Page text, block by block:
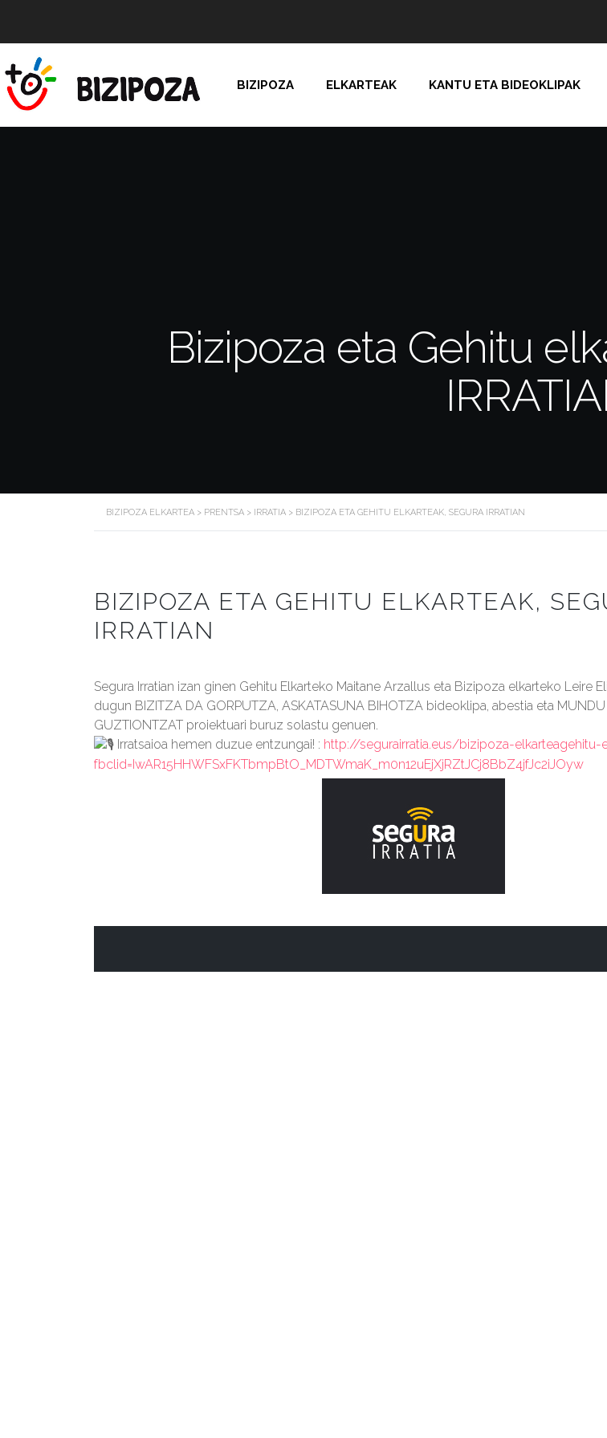
BIZIPOZA ELKARTEAK KANTU ETA BIDEOKLIPAK
Bizipoza eta Gehitu
BIZIPOZA ELKARTEA > PRENTSA > IRRATIA > BIZIPOZA ETA GEHITU ELKARTEAK, SEGURA IRRATIAN
BIZIPOZA ETA GEHITU ELKARTEAK,
IRRATIAN
Segura Irratian izan ginen Gehitu Elkarteko Maitane Arzallus eta Bizipoza elkarteko Leire
dugun BIZITZA DA GORPUTZA, ASKATASUNA BIHOTZA bideoklipa, abestia eta MUNDU
GUZTIONTZAT proiektuari buruz solastu genuen.
Irratsaioa hemen duzue entzungai! : http://segurairratia.eus/bizipoza-elkarteagehitu-
fbclid=IwAR15HHWFSxFKTbmpBtO_MDTWmaK_m0n12uEjXjRZtJCj8BbZ4jfJc2iJOyw